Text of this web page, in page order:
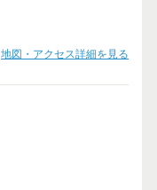
地図・アクセス詳細を見る